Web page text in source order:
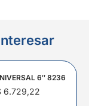
6″ 8236
6.729,22